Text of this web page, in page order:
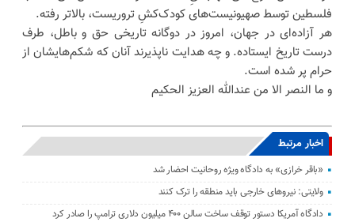
فلسطین توسط صهیونیست‌های کودک‌کشِ تروریست، بالاتر رفته.
هر آزاده‌ای در جهان، امروز در دوگانه تاریخی حق و باطل، طرف
درست تاریخ ایستاده. و چه هدایت ناپذیرند آنان که شکم‌هایشان از
حرام پر شده است.
و ما النصر الا من عندالله العزیز الحکیم
اخبار مرتبط
«باقر خرازی» به دادگاه ویژه روحانیت احضار شد
ولایتی: نیرو‌های خارجی باید منطقه را ترک کنند
دادگاه آمریکا دستور توقف ساخت سالن ۴۰۰ میلیون دلاری ترامپ را صادر کرد